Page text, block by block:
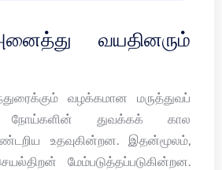
வயதினரும்
வழக்கமான மருத்துவப்
நோய்களின் துவக்கக் கால
உதவுகின்றன. இதன்மூலம்,
மேம்படுத்தப்படுகின்றன.